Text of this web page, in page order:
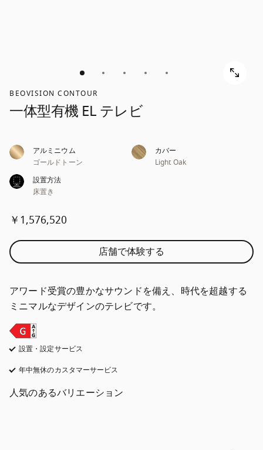
見
る
す
BEOVISION CONTOUR
一体型有機 EL テレビ
アルミニウム
ゴールドトーン
カバー
Light Oak
設置方法
床置き
￥1,576,520
店舗で体験する
アワード受賞の豊かなサウンドを備え、時代を超越する
ミニマルなデザインのテレビです。
設置・設定サービス
年中無休のカスタマーサービス
人気のあるバリエーション